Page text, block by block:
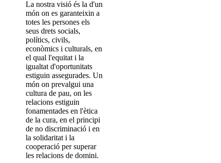
La nostra visió és la d'un
món on es garanteixin a
totes les persones els
seus drets socials,
polítics, civils,
econòmics i culturals, en
el qual l'equitat i la
igualtat d'oportunitats
estiguin assegurades. Un
món on prevalgui una
cultura de pau, on les
relacions estiguin
fonamentades en l'ètica
de la cura, en el principi
de no discriminació i en
la solidaritat i la
cooperació per superar
les relacions de domini.